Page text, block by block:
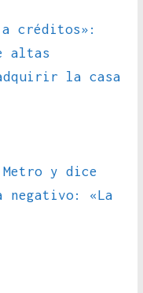
a créditos»:
altas
la casa
y dice
negativo: «La